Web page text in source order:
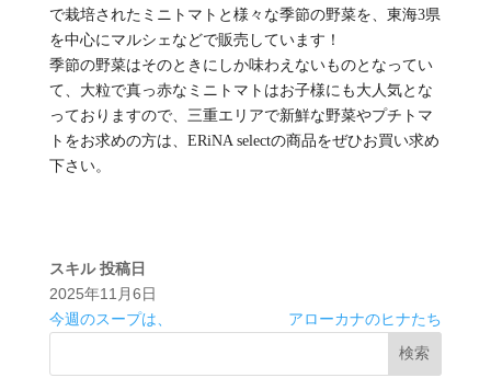
で栽培されたミニトマトと様々な季節の野菜を、東海3県
を中心にマルシェなどで販売しています！
季節の野菜はそのときにしか味わえないものとなってい
て、大粒で真っ赤なミニトマトはお子様にも大人気とな
っておりますので、三重エリアで新鮮な野菜やプチトマ
トをお求めの方は、ERiNA selectの商品をぜひお買い求め
下さい。
スキル 投稿日
2025年11月6日
今週のスープは、
アローカナのヒナたち
検索